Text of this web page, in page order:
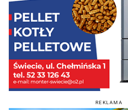
REKLAMA